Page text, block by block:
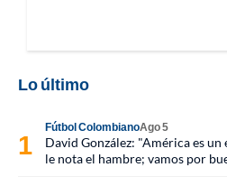
Lo último
Fútbol ColombianoAgo 5
David González: "América es
le nota el hambre; vamos por